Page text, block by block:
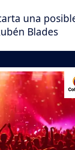
una
Blades